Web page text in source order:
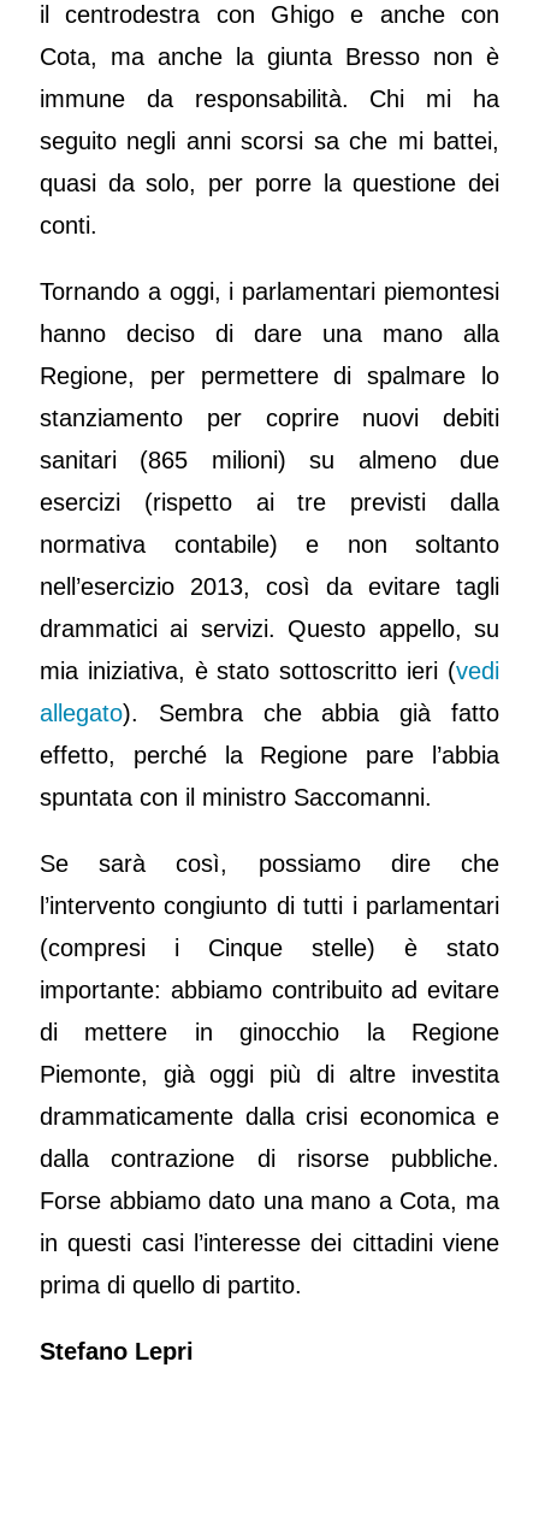
il centrodestra con Ghigo e anche con
Cota, ma anche la giunta Bresso non è
immune da responsabilità. Chi mi ha
seguito negli anni scorsi sa che mi battei,
quasi da solo, per porre la questione dei
conti.
Tornando a oggi, i parlamentari piemontesi
hanno deciso di dare una mano alla
Regione, per permettere di spalmare lo
stanziamento per coprire nuovi debiti
sanitari (865 milioni) su almeno due
esercizi (rispetto ai tre previsti dalla
normativa contabile) e non soltanto
nell’esercizio 2013, così da evitare tagli
drammatici ai servizi. Questo appello, su
mia iniziativa, è stato sottoscritto ieri (vedi
allegato). Sembra che abbia già fatto
effetto, perché la Regione pare l’abbia
spuntata con il ministro Saccomanni.
Se sarà così, possiamo dire che
l’intervento congiunto di tutti i parlamentari
(compresi i Cinque stelle) è stato
importante: abbiamo contribuito ad evitare
di mettere in ginocchio la Regione
Piemonte, già oggi più di altre investita
drammaticamente dalla crisi economica e
dalla contrazione di risorse pubbliche.
Forse abbiamo dato una mano a Cota, ma
in questi casi l’interesse dei cittadini viene
prima di quello di partito.
Stefano Lepri